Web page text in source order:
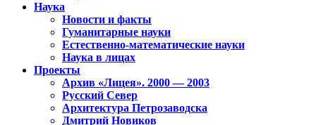
Наука
Новости и факты
Гуманитарные науки
Естественно-математические науки
Наука в лицах
Проекты
Архив «Лицея». 2000 — 2003
Русский Север
Архитектура Петрозаводска
Дмитрий Новиков